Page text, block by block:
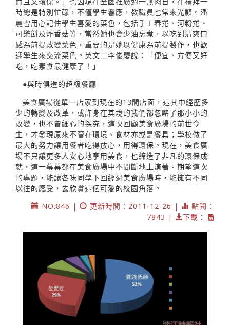
時總是特別忙碌，不僅學生響應，教職員也常來光顧。潘
麗雪用心記住學生喜愛的菜色，包括手工春捲、河粉捲、
可樂餅及炸香菇等，當然她也會少油烹煮，以吃到清爽口
感為前提改變菜色，重要的是她以健康為前提製作，也歡
迎學生來交流菜色。英文二李俊慶說：「便宜、方便又好
吃，吃素食最健康了！」
●與時俱進的超級餐廳
美食廣場從單一店家到現在的13間店面，這其中經歷多
少的轉變及改革，或許身在其境的我們都忽略了那小小的
改變，也不曾細心的探究，這次回顧美食廣場的前世今
生，才發現原來不管在環境、食材亦或是餐具；學校做了
最大的努力讓用餐者吃得放心，用得環保。現在，美食廣
場不只讓更多人安心地享用美食，也締造了非凡的環保成
就，這一幕幕都在美食廣場中不間斷地上演著。期望這次
的專題，能讓各味同學下回經過美食廣場時，能擁有不同
以往的感受，去欣賞這個可愛的校園角落。
NO.846 |
更新時間：2011-12-26 |
點閱：
7843 |
下載：